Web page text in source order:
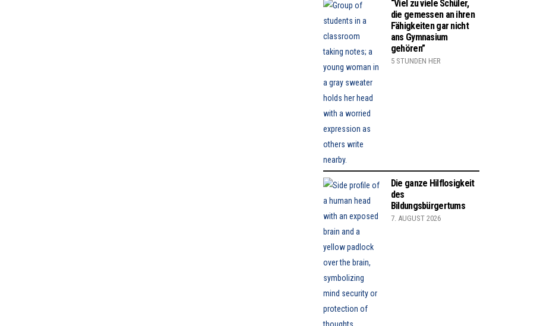
“Viel zu viele Schüler,
die gemessen an ihren
Fähigkeiten gar nicht
ans Gymnasium
gehören”
5 STUNDEN HER
Die ganze Hilflosigkeit
des
Bildungsbürgertums
7. AUGUST 2026